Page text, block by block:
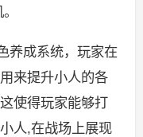
养成系统，玩家在
来提升小人的各
使得玩家能够打
人,在战场上展现